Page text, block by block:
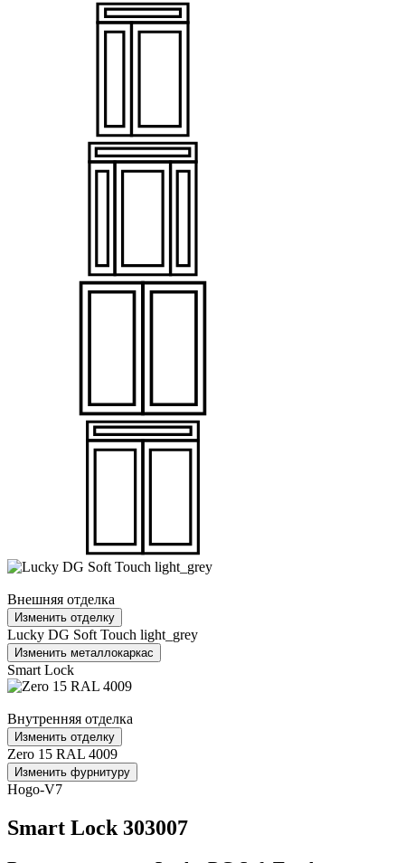
Внешняя отделка
Изменить отделку
Lucky DG Soft Touch light_grey
Изменить металлокаркас
Smart Lock
Внутренняя отделка
Изменить отделку
Zero 15 RAL 4009
Изменить фурнитуру
Hogo-V7
Smart Lock 303007